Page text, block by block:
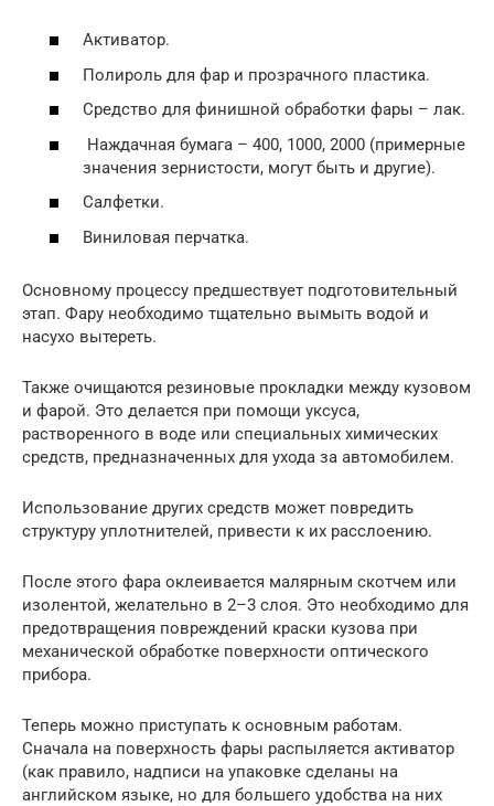
Активатор.
Полироль для фар и прозрачного пластика.
Средство для финишной обработки фары – лак.
Наждачная бумага – 400, 1000, 2000 (примерные
значения зернистости, могут быть и другие).
Салфетки.
Виниловая перчатка.
Основному процессу предшествует подготовительный
этап. Фару необходимо тщательно вымыть водой и
насухо вытереть.
Также очищаются резиновые прокладки между кузовом
и фарой. Это делается при помощи уксуса,
растворенного в воде или специальных химических
средств, предназначенных для ухода за автомобилем.
Использование других средств может повредить
структуру уплотнителей, привести к их расслоению.
После этого фара оклеивается малярным скотчем или
изолентой, желательно в 2–3 слоя. Это необходимо для
предотвращения повреждений краски кузова при
механической обработке поверхности оптического
прибора.
Теперь можно приступать к основным работам.
Сначала на поверхность фары распыляется активатор
(как правило, надписи на упаковке сделаны на
английском языке, но для большего удобства на них